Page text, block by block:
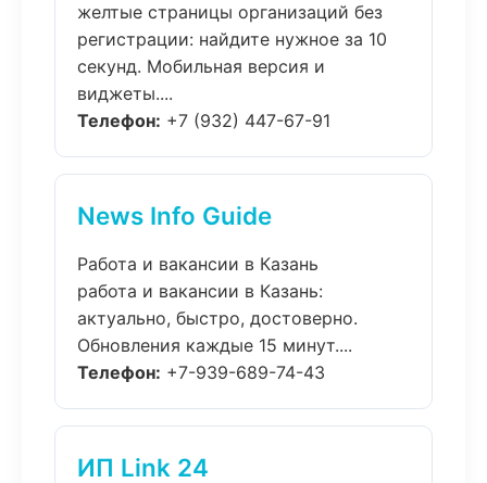
желтые страницы организаций без
регистрации: найдите нужное за 10
секунд. Мобильная версия и
виджеты....
Телефон: +7 (932) 447-67-91
News Info Guide
Работа и вакансии в Казань
работа и вакансии в Казань:
актуально, быстро, достоверно.
Обновления каждые 15 минут....
Телефон: +7-939-689-74-43
ИП Link 24